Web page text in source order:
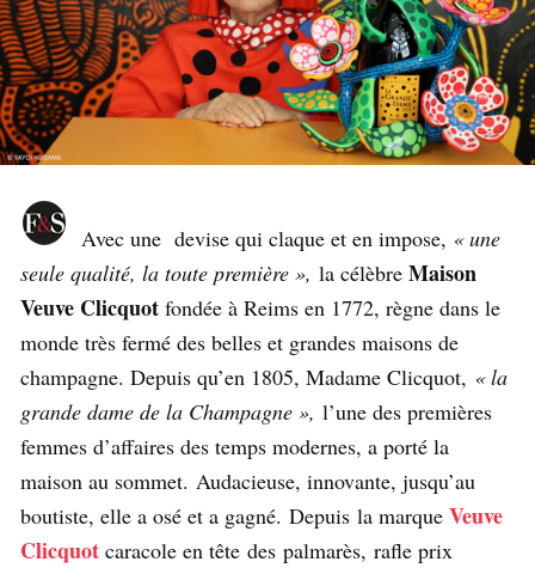
Avec une devise qui claque et en impose, « une
seule qualité, la toute première », la célèbre Maison
Veuve Clicquot fondée à Reims en 1772, règne dans le
monde très fermé des belles et grandes maisons de
champagne. Depuis qu’en 1805, Madame Clicquot, « la
grande dame de la Champagne », l’une des premières
femmes d’affaires des temps modernes, a porté la
maison au sommet. Audacieuse, innovante, jusqu’au
boutiste, elle a osé et a gagné. Depuis la marque Veuve
Clicquot caracole en tête des palmarès, rafle prix